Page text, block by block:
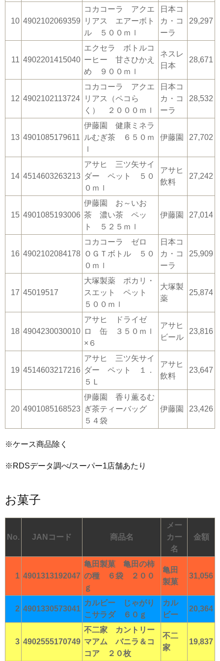
10 4902102069359
コカコーラ アクエ
リアス エアーボト
ル ５００ｍｌ
日本コ
カ・コ
ーラ
29,297
11 4902201415040
エクセラ ボトルコ
ーヒー 甘さひかえ
め ９００ｍｌ
ネスレ
日本
28,671
12 4902102113724
コカコーラ アクエ
リアス（ペコら
く） ２０００ｍｌ
日本コ
カ・コ
ーラ
28,532
13 4901085179611
伊藤園 健康ミネラ
ルむぎ茶 ６５０ｍ
ｌ
伊藤園 27,702
14 4514603263213
アサヒ 三ツ矢サイ
ダー ペット ５０
０ｍｌ
アサヒ
飲料
27,242
15 4901085193006
伊藤園 お～いお
茶 濃い茶 ペッ
ト ５２５ｍｌ
伊藤園 27,014
16 4902102084178
コカコーラ ゼロ
ＯＧＴボトル ５０
０ｍｌ
日本コ
カ・コ
ーラ
25,909
17 45019517
大塚製薬 ポカリ・
スエット ペット
５００ｍｌ
大塚製
薬
25,874
18 4904230030010
アサヒ ドライゼ
ロ 缶 ３５０ｍｌ
×６
アサヒ
ビール
23,816
19 4514603217216
アサヒ 三ツ矢サイ
ダー ペット １．
５Ｌ
アサヒ
飲料
23,647
20 4901085168523
伊藤園 香り薫るむ
ぎ茶ティーバッグ
５４袋
伊藤園 23,426
※ケース商品除く
※RDSデータ調べ/スーパー1店舗あたり
お菓子
No. JANコード 商品名
メー
カー
名
金額
1 4901313192047
亀田製菓 亀田の柿
の種 ６袋 ２００
ｇ
亀田
製菓
31,056
2 4901330573041
カルビー じゃがり
こサラダ ６０ｇ
カル
ビー
20,364
3 4902555170749
不二家 カントリー
マアム バニラ＆コ
コア ２０枚
不二
家
19,837